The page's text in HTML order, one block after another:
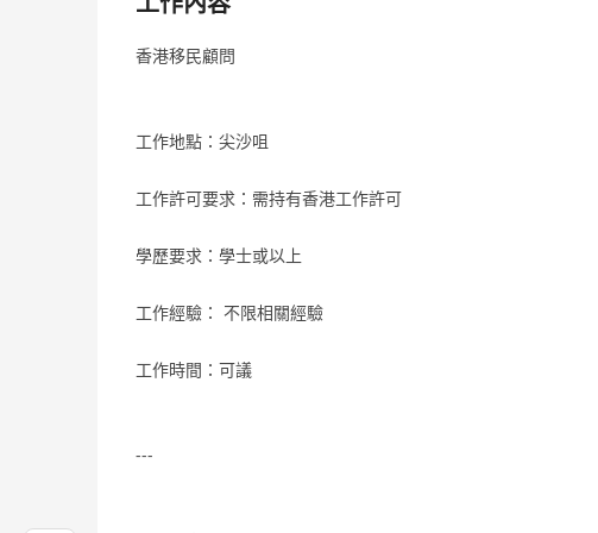
香港移民顧問
工作地點：尖沙咀
工作許可要求：需持有香港工作許可
學歷要求：學士或以上
工作經驗： 不限相關經驗
工作時間：可議
---